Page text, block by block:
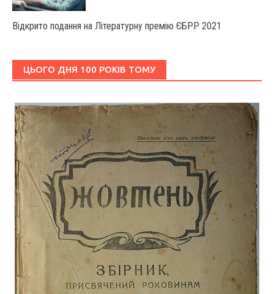
Відкрито подання на Літературну премію ЄБРР 2021
ЦЬОГО ДНЯ 100 РОКІВ ТОМУ